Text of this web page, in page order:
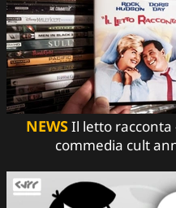
NEWSIl letto racconta
commedia cult